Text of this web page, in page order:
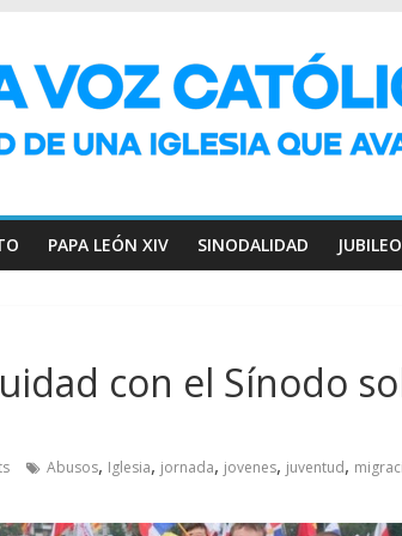
PAPA LEÓN XIV SINODALIDAD
con el Sínodo
Abusos, Iglesia, jornada, jovenes, juventud,